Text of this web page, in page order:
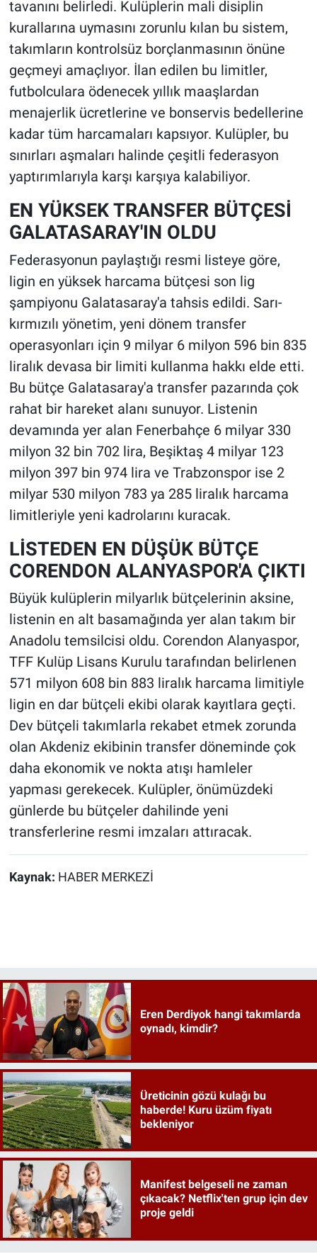
tavanını belirledi. Kulüplerin mali disiplin
kurallarına uymasını zorunlu kılan bu sistem,
takımların kontrolsüz borçlanmasının önüne
geçmeyi amaçlıyor. İlan edilen bu limitler,
futbolculara ödenecek yıllık maaşlardan
menajerlik ücretlerine ve bonservis bedellerine
kadar tüm harcamaları kapsıyor. Kulüpler, bu
sınırları aşmaları halinde çeşitli federasyon
yaptırımlarıyla karşı karşıya kalabiliyor.
EN YÜKSEK TRANSFER BÜTÇESİ
GALATASARAY'IN OLDU
Federasyonun paylaştığı resmi listeye göre,
ligin en yüksek harcama bütçesi son lig
şampiyonu Galatasaray'a tahsis edildi. Sarı-
kırmızılı yönetim, yeni dönem transfer
operasyonları için 9 milyar 6 milyon 596 bin 835
liralık devasa bir limiti kullanma hakkı elde etti.
Bu bütçe Galatasaray'a transfer pazarında çok
rahat bir hareket alanı sunuyor. Listenin
devamında yer alan Fenerbahçe 6 milyar 330
milyon 32 bin 702 lira, Beşiktaş 4 milyar 123
milyon 397 bin 974 lira ve Trabzonspor ise 2
milyar 530 milyon 783 ya 285 liralık harcama
limitleriyle yeni kadrolarını kuracak.
LİSTEDEN EN DÜŞÜK BÜTÇE
CORENDON ALANYASPOR'A ÇIKTI
Büyük kulüplerin milyarlık bütçelerinin aksine,
listenin en alt basamağında yer alan takım bir
Anadolu temsilcisi oldu. Corendon Alanyaspor,
TFF Kulüp Lisans Kurulu tarafından belirlenen
571 milyon 608 bin 883 liralık harcama limitiyle
ligin en dar bütçeli ekibi olarak kayıtlara geçti.
Dev bütçeli takımlarla rekabet etmek zorunda
olan Akdeniz ekibinin transfer döneminde çok
daha ekonomik ve nokta atışı hamleler
yapması gerekecek. Kulüpler, önümüzdeki
günlerde bu bütçeler dahilinde yeni
transferlerine resmi imzaları attıracak.
Kaynak: HABER MERKEZİ
Eren Derdiyok hangi takımlarda
oynadı, kimdir?
Üreticinin gözü kulağı bu
haberde! Kuru üzüm fiyatı
bekleniyor
Manifest belgeseli ne zaman
çıkacak? Netflix'ten grup için dev
proje geldi